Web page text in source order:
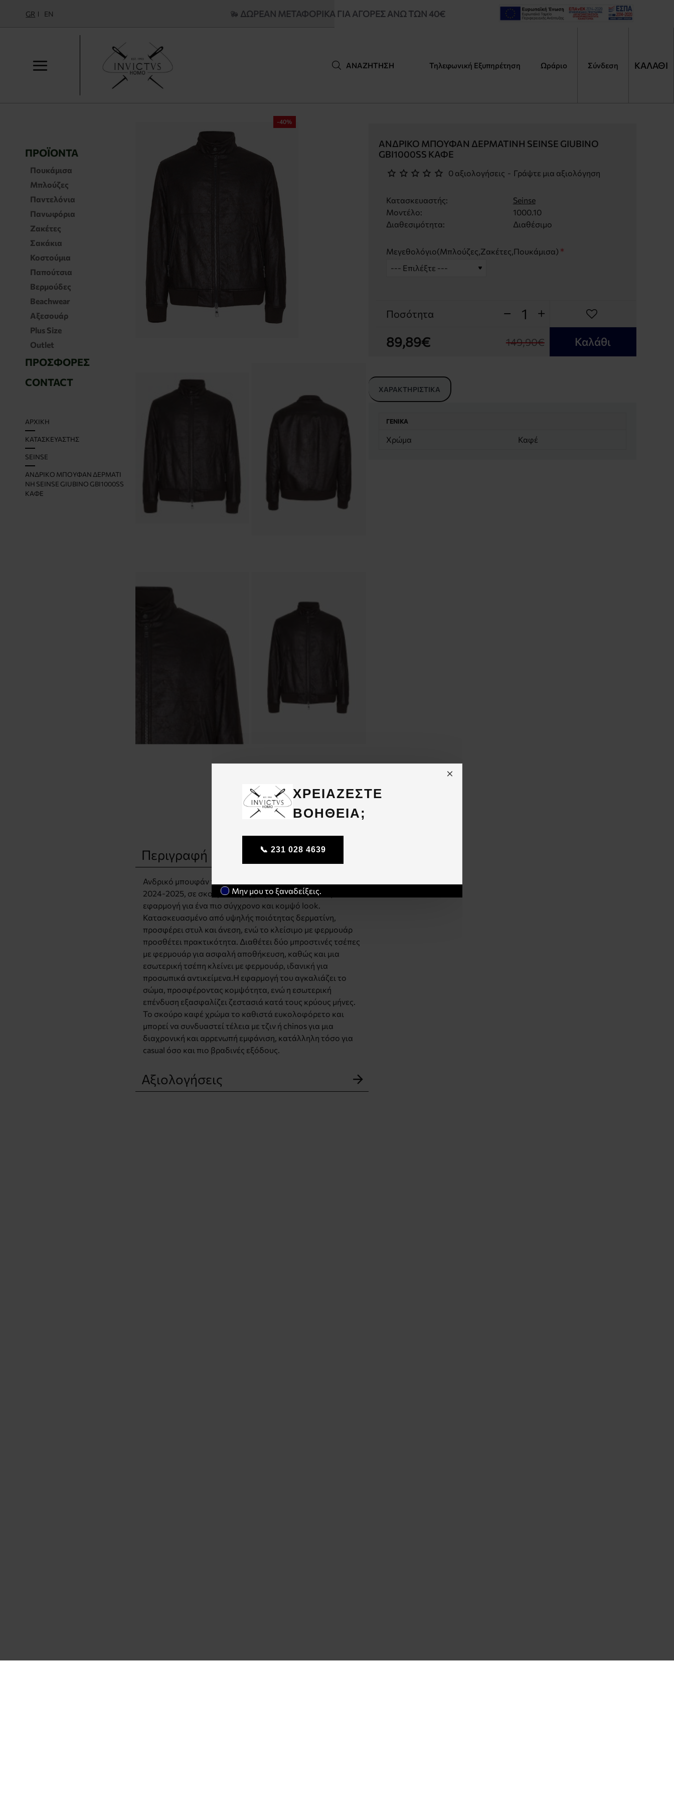
ΧΡΕΙΑΖΕΣΤΕ
ΒΟΗΘΕΙΑ;
📞 231 028 4639
Μην μου το ξαναδείξεις.
ΔΩΡΕΑΝ ΜΕΤΑΦΟΡΙΚΆ ΓΙΑ ΑΓΟΡΈΣ ΆΝΩ ΤΩΝ 40€
GR EN
ΠΡΟΪΌΝΤΑ
Πουκάμισα
Μπλούζες
Παντελόνια
Πανωφόρια
Ζακέτες
Σακάκια
Κοστούμια
Παπούτσια
Βερμούδες
Beachwear
Αξεσουάρ
Plus Size
Outlet
ΠΡΟΣΦΟΡΈΣ
CONTACT
ΑΡΧΙΚΉ
M
ΚΑΤΑΣΚΕΥΑΣΤΉΣ
SEINSE
ΑΝΔΡΙΚΌ ΜΠΟΥΦΆΝ ΔΕΡΜΑΤΊ
ΝΗ SEINSE GIUBINO GBI1000SS
ΚΑΦΈ
ΑΝΑΖΉΤΗΣΗ
Τι
Αναζήτηση
Τηλεφωνική Εξυπηρέτηση Ωράριο Σύνδεση ΚΑΛΑΘΙ
-40%
Περιγραφή
Ανδρικό μπουφάν της Seinse από τη χειμερινή συλλογή
2024-2025, σε σκούρο καφέ χρώμα, διαθέτει στενή
εφαρμογή για ένα πιο σύγχρονο και κομψό look.
Κατασκευασμένο από υψηλής ποιότητας δερματίνη,
προσφέρει στυλ και άνεση, ενώ το κλείσιμο με φερμουάρ
προσθέτει πρακτικότητα. Διαθέτει δύο μπροστινές τσέπες
με φερμουάρ για ασφαλή αποθήκευση, καθώς και μια
εσωτερική τσέπη κλείνει με φερμουάρ, ιδανική για
προσωπικά αντικείμενα.Η εφαρμογή του αγκαλιάζει το
σώμα, προσφέροντας κομψότητα, ενώ η εσωτερική
επένδυση εξασφαλίζει ζεστασιά κατά τους κρύους μήνες.
Το σκούρο καφέ χρώμα το καθιστά ευκολοφόρετο και
μπορεί να συνδυαστεί τέλεια με τζιν ή chinos για μια
διαχρονική και αρρενωπή εμφάνιση, κατάλληλη τόσο για
casual όσο και πιο βραδινές εξόδους.
Αξιολογήσεις
ΑΝΔΡΙΚΌ ΜΠΟΥΦΆΝ ΔΕΡΜΑΤΊΝΗ SEINSE GIUBINO
GBI1000SS ΚΑΦΈ
Κατασκευαστής:
Seinse
Μοντέλο:
1000.10
Διαθεσιμότητα:
Διαθέσιμο
0 αξιολογήσεις - Γράψτε μια αξιολόγηση
Μεγεθολόγιο(Μπλούζες,Ζακέτες,Πουκάμισα)
Ποσότητα
89,89€ 149,90€ Καλάθι
ΧΑΡΑΚΤΗΡΙΣΤΙΚΆ
ΓΕΝΙΚΆ
Χρώμα Καφέ